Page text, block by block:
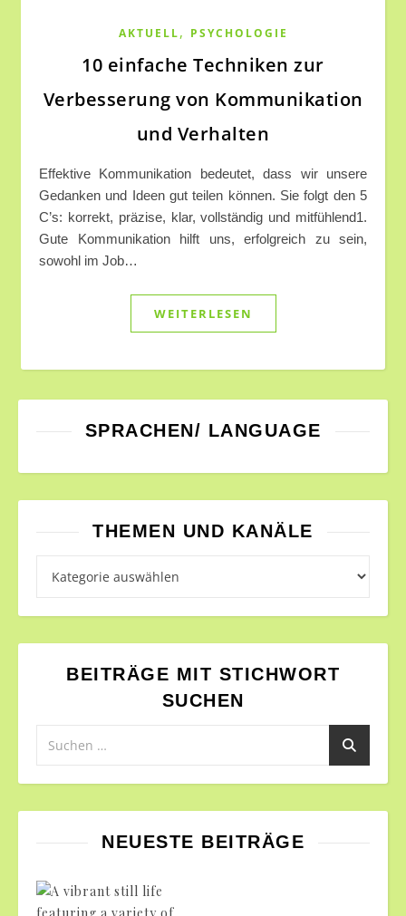
AKTUELL, PSYCHOLOGIE
10 einfache Techniken zur
Verbesserung von Kommunikation
und Verhalten
Effektive Kommunikation bedeutet, dass wir unsere
Gedanken und Ideen gut teilen können. Sie folgt den 5
C’s: korrekt, präzise, klar, vollständig und mitfühlend1.
Gute Kommunikation hilft uns, erfolgreich zu sein,
sowohl im Job…
WEITERLESEN
SPRACHEN/ LANGUAGE
THEMEN UND KANÄLE
BEITRÄGE MIT STICHWORT
SUCHEN
NEUESTE BEITRÄGE